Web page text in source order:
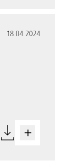
18.04.2024